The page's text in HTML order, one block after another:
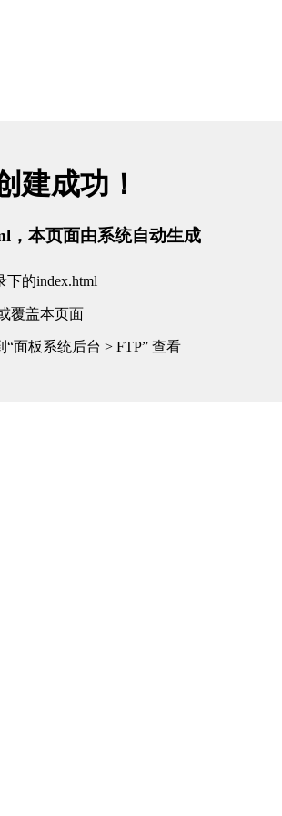
建成功！
，本页面由系统自动生成
下的index.html
覆盖本页面
“面板系统后台 > FTP” 查看